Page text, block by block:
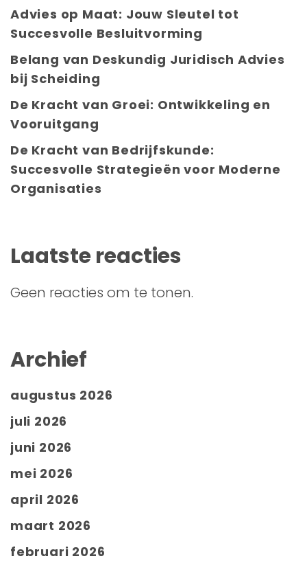
Advies op Maat: Jouw Sleutel tot
Succesvolle Besluitvorming
Belang van Deskundig Juridisch Advies
bij Scheiding
De Kracht van Groei: Ontwikkeling en
Vooruitgang
De Kracht van Bedrijfskunde:
Succesvolle Strategieën voor Moderne
Organisaties
Laatste reacties
Geen reacties om te tonen.
Archief
augustus 2026
juli 2026
juni 2026
mei 2026
april 2026
maart 2026
februari 2026